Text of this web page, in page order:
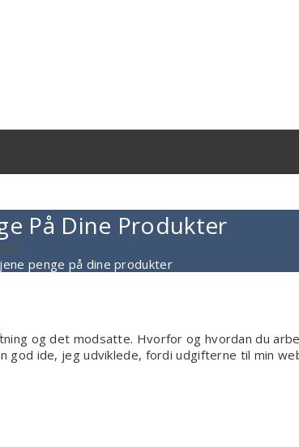
På Dine Produkter
penge på dine produkter
og det modsatte. Hvorfor og hvordan du
ide, jeg udviklede, fordi udgifterne til min